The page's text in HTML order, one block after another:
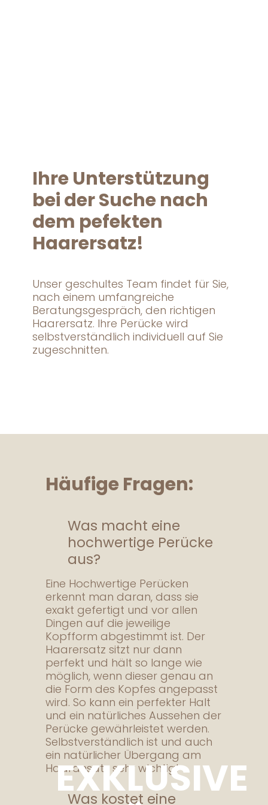
EXKLUSIVE
Ihre Unterstützung
bei der Suche nach
dem pefekten
Haarersatz!
Unser geschultes Team findet für Sie,
nach einem umfangreiche
Beratungsgespräch, den richtigen
Haarersatz. Ihre Perücke wird
selbstverständlich individuell auf Sie
zugeschnitten.
Häufige Fragen:
Was macht eine
hochwertige Perücke
aus?
Eine Hochwertige Perücken
erkennt man daran, dass sie
exakt gefertigt und vor allen
Dingen auf die jeweilige
Kopfform abgestimmt ist. Der
Haarersatz sitzt nur dann
perfekt und hält so lange wie
möglich, wenn dieser genau an
die Form des Kopfes angepasst
wird. So kann ein perfekter Halt
und ein natürliches Aussehen der
Perücke gewährleistet werden.
Selbstverständlich ist und auch
ein natürlicher Übergang am
Haaransatz sehr wichtig!
Was kostet eine